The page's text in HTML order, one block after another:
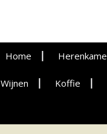
De
Home
Vergaderen
Wijnen Koffie